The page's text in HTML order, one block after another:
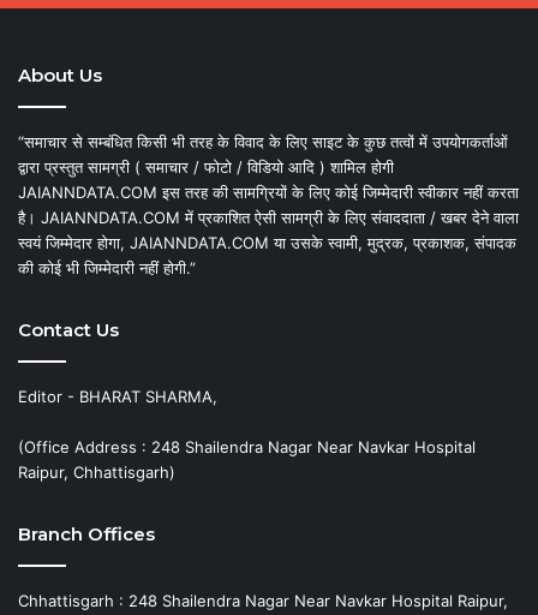
About Us
“समाचार से सम्बंधित किसी भी तरह के विवाद के लिए साइट के कुछ तत्वों में उपयोगकर्ताओं
द्वारा प्रस्तुत सामग्री ( समाचार / फोटो / विडियो आदि ) शामिल होगी
JAIANNDATA.COM इस तरह की सामग्रियों के लिए कोई जिम्मेदारी स्वीकार नहीं करता
है। JAIANNDATA.COM में प्रकाशित ऐसी सामग्री के लिए संवाददाता / खबर देने वाला
स्वयं जिम्मेदार होगा, JAIANNDATA.COM या उसके स्वामी, मुद्रक, प्रकाशक, संपादक
की कोई भी जिम्मेदारी नहीं होगी.”
Contact Us
Editor - BHARAT SHARMA,
(Office Address : 248 Shailendra Nagar Near Navkar Hospital
Raipur, Chhattisgarh)
Branch Offices
Chhattisgarh : 248 Shailendra Nagar Near Navkar Hospital Raipur,